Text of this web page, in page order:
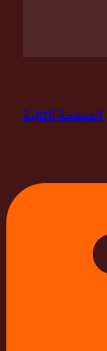
الصفحة التالية